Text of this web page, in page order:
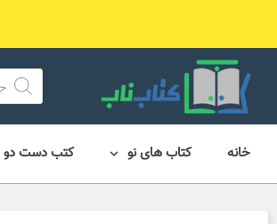
محتوا
محصول
search
خانه کتاب های نو کتب دست دو